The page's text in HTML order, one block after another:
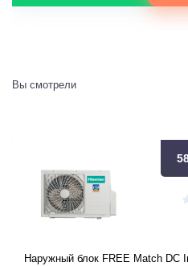
Вы смотрели
Наружный блок FREE Match DC